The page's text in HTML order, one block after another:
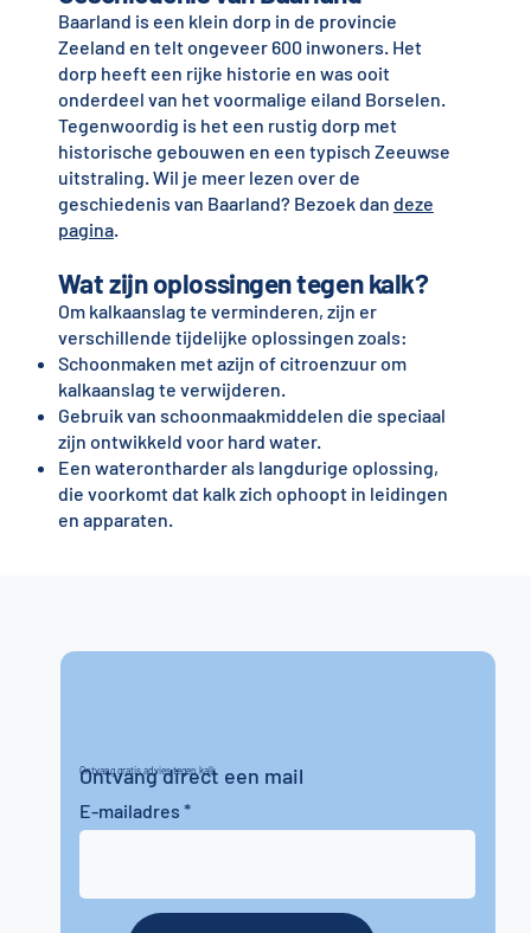
Baarland is een klein dorp in de provincie
Zeeland en telt ongeveer 600 inwoners. Het
dorp heeft een rijke historie en was ooit
onderdeel van het voormalige eiland Borselen.
Tegenwoordig is het een rustig dorp met
historische gebouwen en een typisch Zeeuwse
uitstraling. Wil je meer lezen over de
geschiedenis van Baarland? Bezoek dan deze
pagina.
Wat zijn oplossingen tegen kalk?
Om kalkaanslag te verminderen, zijn er
verschillende tijdelijke oplossingen zoals:
Schoonmaken met azijn of citroenzuur om
kalkaanslag te verwijderen.
Gebruik van schoonmaakmiddelen die speciaal
zijn ontwikkeld voor hard water.
Een waterontharder als langdurige oplossing,
die voorkomt dat kalk zich ophoopt in leidingen
en apparaten.
Ontvang gratis advies tegen kalk
Ontvang direct een mail
E-mailadres